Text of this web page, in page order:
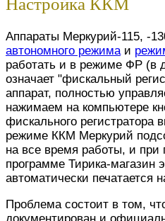
Аппараты Меркурий-115, -
автономного режима и
работать и в режиме ФР (в
означает "фискальный
аппарат, полностью
нажимаем на компьютере
фискального регистратора
режиме ККМ Меркурий
на все время работы, и при
программе Тирика-магазин
автоматически печатается
Проблема состоит в том,
документирован и